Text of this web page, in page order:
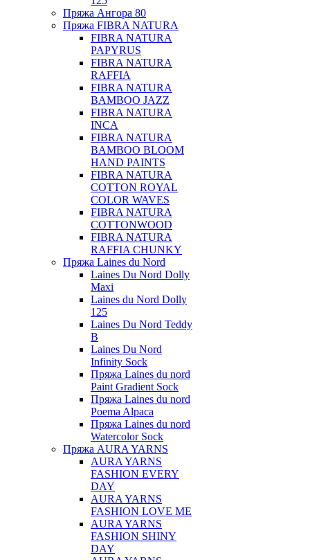
Пряжа Ангора 80
Пряжа FIBRA NATURA
FIBRA NATURA
PAPYRUS
FIBRA NATURA
RAFFIA
FIBRA NATURA
BAMBOO JAZZ
FIBRA NATURA
INCA
FIBRA NATURA
BAMBOO BLOOM
HAND PAINTS
FIBRA NATURA
COTTON ROYAL
COLOR WAVES
FIBRA NATURA
COTTONWOOD
FIBRA NATURA
RAFFIA CHUNKY
Пряжа Laines du Nord
Laines Du Nord Dolly
Maxi
Laines du Nord Dolly
125
Laines Du Nord Teddy
B
Laines Du Nord
Infinity Sock
Пряжа Laines du nord
Paint Gradient Sock
Пряжа Laines du nord
Poema Alpaca
Пряжа Laines du nord
Watercolor Sock
Пряжа AURA YARNS
AURA YARNS
FASHION EVERY
DAY
AURA YARNS
FASHION LOVE ME
AURA YARNS
FASHION SHINY
DAY